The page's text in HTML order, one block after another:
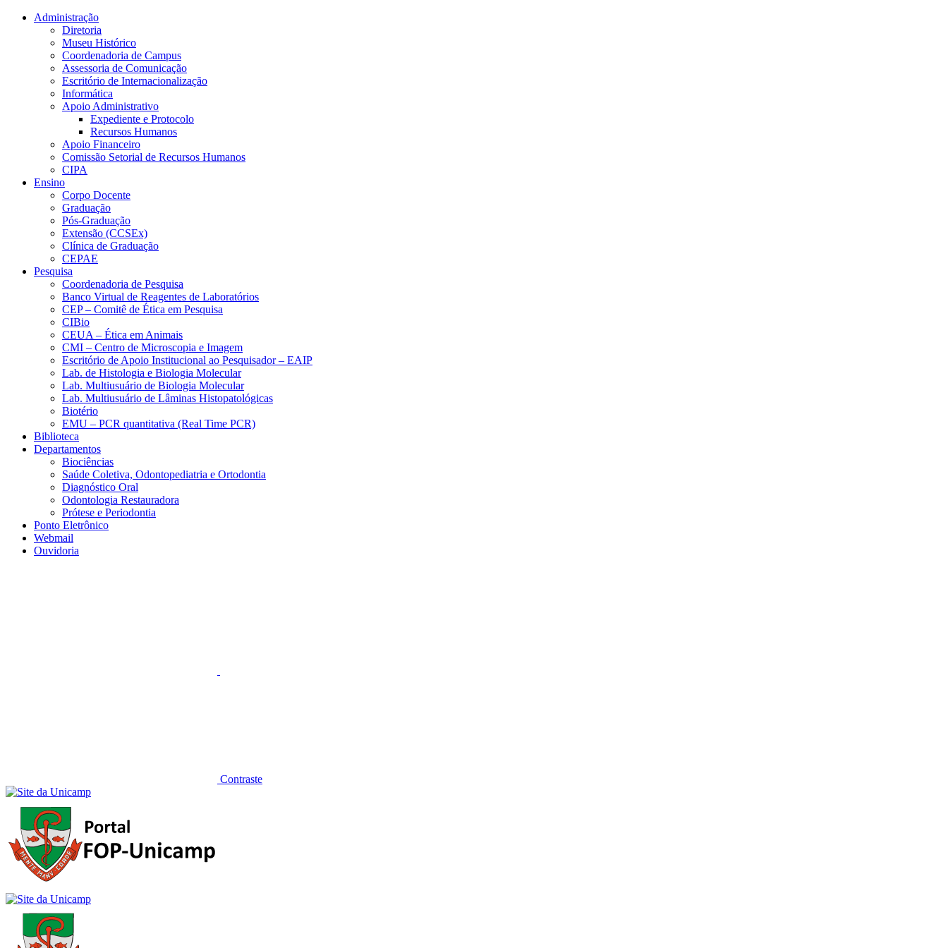
Conteúdo principal Menu principal
Administração
Diretoria
Museu Histórico
Coordenadoria de Campus
Assessoria de Comunicação
Escritório de Internacionalização
Informática
Apoio Administrativo
Expediente e Protocolo
Recursos Humanos
Apoio Financeiro
Comissão Setorial de Recursos Humanos
CIPA
Ensino
Corpo Docente
Graduação
Pós-Graduação
Extensão (CCSEx)
Clínica de Graduação
CEPAE
Pesquisa
Coordenadoria de Pesquisa
Banco Virtual de Reagentes de Laboratórios
CEP – Comitê de Ética em Pesquisa
CIBio
CEUA – Ética em Animais
CMI – Centro de Microscopia e Imagem
Escritório de Apoio Institucional ao Pesquisador – EAIP
Lab. de Histologia e Biologia Molecular
Lab. Multiusuário de Biologia Molecular
Lab. Multiusuário de Lâminas Histopatológicas
Biotério
EMU – PCR quantitativa (Real Time PCR)
Biblioteca
Departamentos
Biociências
Saúde Coletiva, Odontopediatria e Ortodontia
Diagnóstico Oral
Odontologia Restauradora
Prótese e Periodontia
Ponto Eletrônico
Webmail
Ouvidoria
Contraste